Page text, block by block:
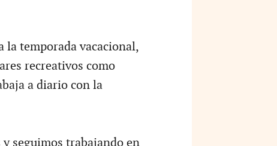
la temporada vacacional,
recreativos como
a diario con la
seguimos trabajando en